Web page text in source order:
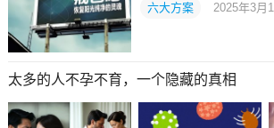
六大方案 2025年3月
太多的人不孕不育，一个隐藏的真相